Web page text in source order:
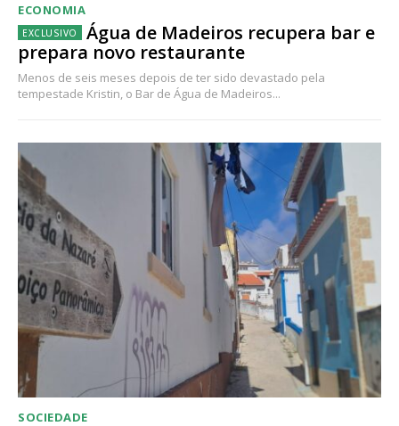
ECONOMIA
Água de Madeiros recupera bar e
prepara novo restaurante
Menos de seis meses depois de ter sido devastado pela
tempestade Kristin, o Bar de Água de Madeiros...
SOCIEDADE